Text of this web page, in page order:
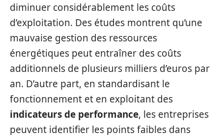
diminuer considérablement les coûts
d’exploitation. Des études montrent qu’une
mauvaise gestion des ressources
énergétiques peut entraîner des coûts
additionnels de plusieurs milliers d’euros par
an. D’autre part, en standardisant le
fonctionnement et en exploitant des
indicateurs de performance, les entreprises
peuvent identifier les points faibles dans